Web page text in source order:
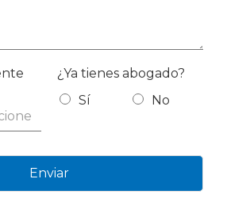
¿Ya tienes abogado?
Sí
No
Enviar